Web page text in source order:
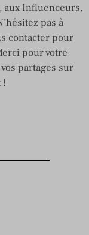
aux Influenceurs,
pas à
contacter pour
pour votre
partages sur
!